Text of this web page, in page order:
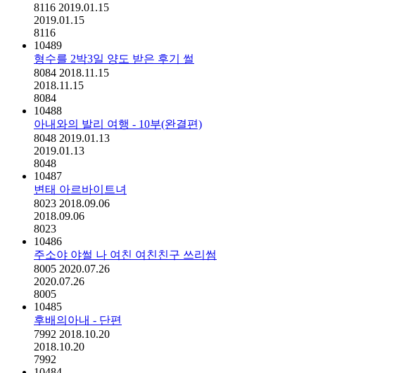
8116 2019.01.15
2019.01.15
8116
10489
형수를 2박3일 양도 받은 후기 썰
8084 2018.11.15
2018.11.15
8084
10488
아내와의 발리 여행 - 10부(완결편)
8048 2019.01.13
2019.01.13
8048
10487
변태 아르바이트녀
8023 2018.09.06
2018.09.06
8023
10486
주소야 야썰 나 여친 여친친구 쓰리썸
8005 2020.07.26
2020.07.26
8005
10485
후배의아내 - 단편
7992 2018.10.20
2018.10.20
7992